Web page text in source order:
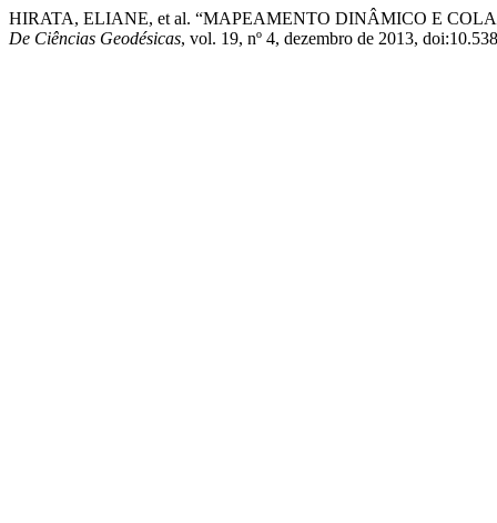
HIRATA, ELIANE, et al. “MAPEAMENTO DINÂMICO E
De Ciências Geodésicas, vol. 19, nº 4, dezembro de 2013,